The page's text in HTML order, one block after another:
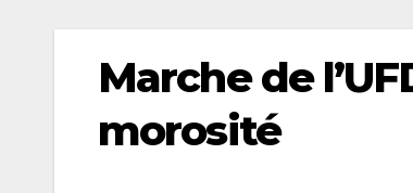
Marche de
morosité